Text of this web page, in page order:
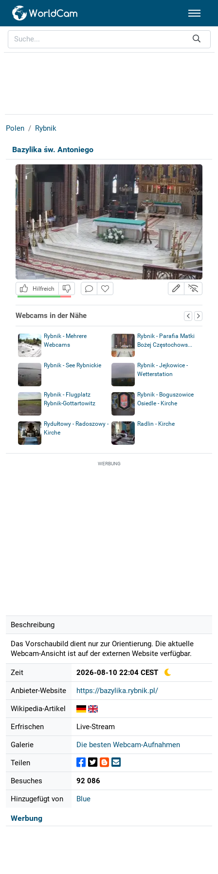
Polen Rybnik
Bazylika św. Antoniego
Hilfreich
Webcams in der Nähe
Rybnik - Mehrere
Webcams
Rybnik - Parafia Matki
Bożej Częstochows...
Rybnik - See Rybnickie
Rybnik - Jejkowice -
Wetterstation
Rybnik - Flugplatz
Rybnik-Gottartowitz
Rybnik - Boguszowice
Osiedle - Kirche
Rydułtowy - Radoszowy -
Kirche
Radlin - Kirche
WERBUNG
Beschreibung
Das Vorschaubild dient nur zur Orientierung. Die aktuelle
Webcam-Ansicht ist auf der externen Website verfügbar.
Zeit 2026-08-10 22:04 CEST
Anbieter-Website https://bazylika.rybnik.pl/
Wikipedia-Artikel
Erfrischen Live-Stream
Galerie Die besten Webcam-Aufnahmen
Teilen
Besuches 92 086
Hinzugefügt von Blue
Werbung